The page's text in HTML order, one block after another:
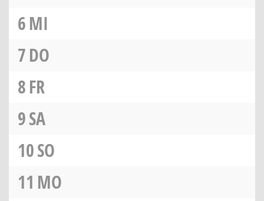
6MI
7DO
8FR
9SA
10SO
11 MO